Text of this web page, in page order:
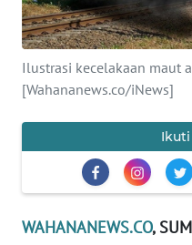
Ilustrasi kecelakaan maut
[Wahananews.co/iNews]
WAHANANEWS.CO,
SERBA-SERBI
PENDIDIKAN
OLAHRAGA
EDITORIAL